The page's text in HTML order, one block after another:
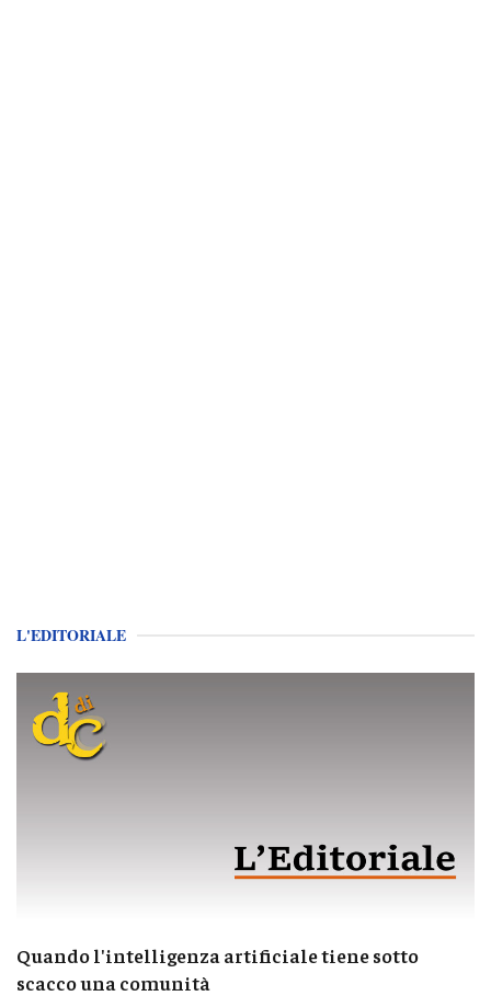
L'EDITORIALE
Quando l'intelligenza artificiale tiene sotto
scacco una comunità